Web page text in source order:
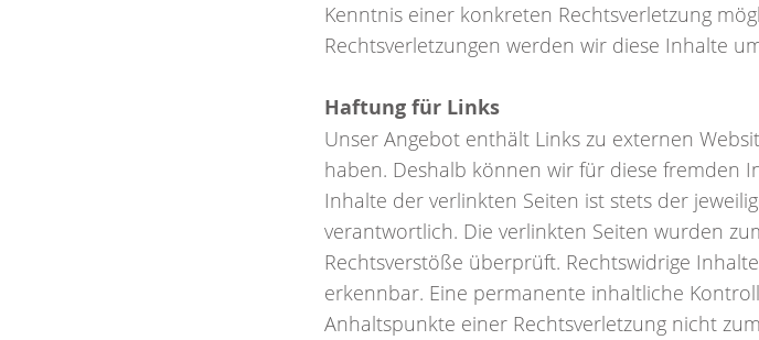
Kenntnis einer konkreten Rechtsverletzung
Rechtsverletzungen werden wir diese Inhalte
Haftung für Links
Unser Angebot enthält Links zu externen
haben. Deshalb können wir für diese fremden
Inhalte der verlinkten Seiten ist stets der
verantwortlich. Die verlinkten Seiten wurden
Rechtsverstöße überprüft. Rechtswidrige
erkennbar. Eine permanente inhaltliche
Anhaltspunkte einer Rechtsverletzung nicht